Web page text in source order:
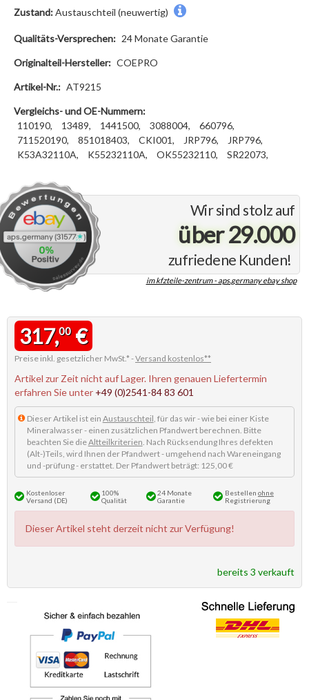
Wir sind stolz auf
über 29.000
zufriedene Kunden!
im kfzteile-zentrum - aps.germany ebay shop
Zustand:Austauschteil (neuwertig)
Qualitäts-Versprechen: 24 Monate Garantie
Originalteil-Hersteller: COEPRO
Artikel-Nr.: AT9215
Vergleichs- und OE-Nummern:
110190,
13489, 1441500, 3088004,
660796,
711520190,
851018403, CKI001, JRP796,
JRP796,
K53A32110A,
K55232110A, OK55232110, SR22073,
317,00€
Preise inkl. gesetzlicher MwSt.* -Versand kostenlos**
Artikel zur Zeit nicht auf Lager. Ihren genauen Liefertermin
erfahren Sie unter +49 (0)2541-84 83 601
Dieser Artikel ist ein Austauschteil, für das wir - wie bei einer Kiste
Mineralwasser - einen zusätzlichen Pfandwert berechnen. Bitte
beachten Sie dieAltteilkriterien. Nach Rücksendung Ihres defekten
(Alt-)Teils, wird Ihnen der Pfandwert - umgehend nach Wareneingang
und -prüfung - erstattet. Der Pfandwert beträgt: 125,00 €
Kostenloser
Versand (DE)
100%
Qualität
24 Monate
Garantie
Bestellen ohne
Registrierung
Dieser Artikel steht derzeit nicht zur Verfügung!
bereits 3 verkauft